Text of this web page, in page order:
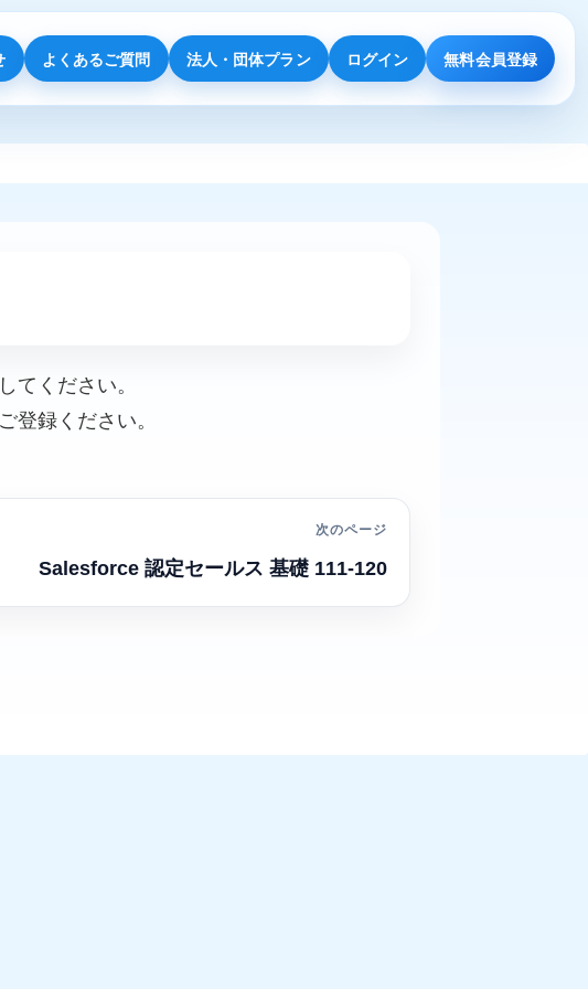
よくあるご質問 法人・団体プラン ログイン 無料会員登録
てください。
登録ください。
次のページ
Salesforce 認定セールス 基礎 111-120